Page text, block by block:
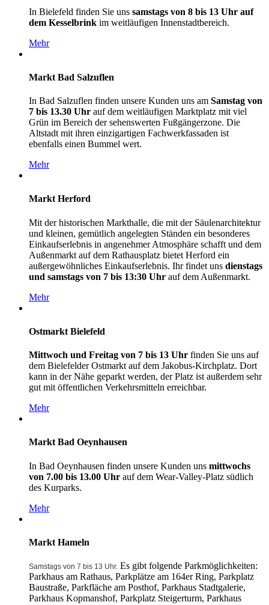
In Bielefeld finden Sie uns samstags von 8 bis 13 Uhr auf
dem Kesselbrink im weitläufigen Innenstadtbereich.
Mehr
Markt Bad Salzuflen
In Bad Salzuflen finden unsere Kunden uns am Samstag von
7 bis 13.30 Uhr auf dem weitläufigen Marktplatz mit viel
Grün im Bereich der sehenswerten Fußgängerzone. Die
Altstadt mit ihren einzigartigen Fachwerkfassaden ist
ebenfalls einen Bummel wert.
Mehr
Markt Herford
Mit der historischen Markthalle, die mit der Säulenarchitektur
und kleinen, gemütlich angelegten Ständen ein besonderes
Einkaufserlebnis in angenehmer Atmosphäre schafft und dem
Außenmarkt auf dem Rathausplatz bietet Herford ein
außergewöhnliches Einkaufserlebnis. Ihr findet uns dienstags
und samstags von 7 bis 13:30 Uhr auf dem Außenmarkt.
Mehr
Ostmarkt Bielefeld
Mittwoch und Freitag von 7 bis 13 Uhr finden Sie uns auf
dem Bielefelder Ostmarkt auf dem Jakobus-Kirchplatz. Dort
kann in der Nähe geparkt werden, der Platz ist außerdem sehr
gut mit öffentlichen Verkehrsmitteln erreichbar.
Mehr
Markt Bad Oeynhausen
In Bad Oeynhausen finden unsere Kunden uns mittwochs
von 7.00 bis 13.00 Uhr auf dem Wear-Valley-Platz südlich
des Kurparks.
Mehr
Markt Hameln
Samstags von 7 bis 13 Uhr. Es gibt folgende Parkmöglichkeiten:
Parkhaus am Rathaus, Parkplätze am 164er Ring, Parkplatz
Baustraße, Parkfläche am Posthof, Parkhaus Stadtgalerie,
Parkhaus Kopmanshof, Parkplatz Steigerturm, Parkhaus